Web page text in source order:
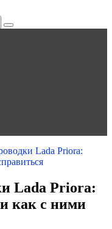
Lada Priora:
Lada Priora:
как с ними